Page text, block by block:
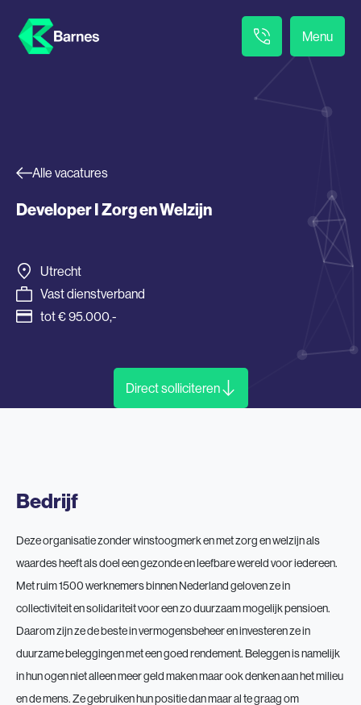
Menu
Alle vacatures
Developer I Zorg en Welzijn
Utrecht
Vast dienstverband
tot € 95.000,-
Direct solliciteren
Bedrijf
Deze organisatie zonder winstoogmerk en met zorg en welzijn als
waardes heeft als doel een gezonde en leefbare wereld voor iedereen.
Met ruim 1500 werknemers binnen Nederland geloven ze in
collectiviteit en solidariteit voor een zo duurzaam mogelijk pensioen.
Daarom zijn ze de beste in vermogensbeheer en investeren ze in
duurzame beleggingen met een goed rendement. Beleggen is namelijk
in hun ogen niet alleen meer geld maken maar ook denken aan het milieu
en de mens. Ze gebruiken hun positie dan maar al te graag om